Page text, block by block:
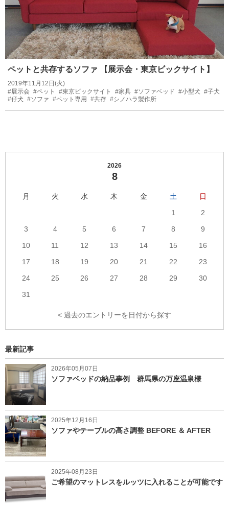
ペットと共存するソファ 【展示会・東京ビックサイト】
2019年11月12日(火)
#展示会 #ペット #東京ビックサイト #家具 #ソファベッド #小型犬 #子犬
#仔犬 #ソファ #ペット専用 #共存 #シノハラ製作所
2026
8
月 火 水 木 金 土
日
1
2
3
4 5 6 7 8
9
10
11 12 13 14 15
16
17
18 19 20 21 22
23
24
25 26 27 28 29
30
31
< 過去のエントリーを日付から探す
最新記事
2026年05月07日
ソファベッドの納品事例 群馬県の万座温泉様
2025年12月16日
ソファやテーブルの高さ調整 BEFORE ＆ AFTER
2025年08月23日
ご希望のマットレスをルッツに入れることが可能です